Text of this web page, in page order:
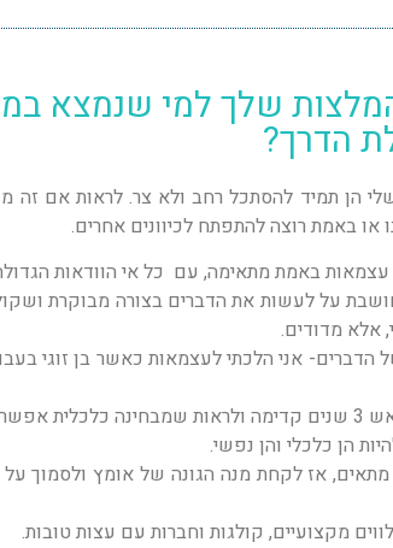
שלך למי שנמצא
הדרך?
הן תמיד להסתכל רחב ולא צר. לראות אם זה
או באמת רוצה להתפתח לכיוונים אחרים.
באמת מתאימה, עם כל אי הוודאות
על לעשות את הדברים בצורה מבוקרת
אלא מדודים.
הדברים- אני הלכתי לעצמאות כאשר בן זוגי
בזה ויש גב.
הן כלכלי והן נפשי.
מתאים, אז לקחת מנה הגונה של אומץ ולסמוך
מקצועיים, קולגות וחברות עם עצות טובות.